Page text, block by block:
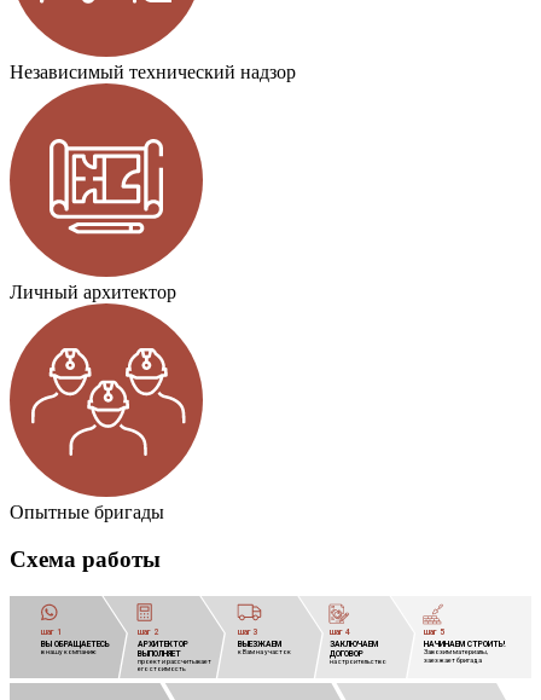
Независимый технический надзор
Личный архитектор
Опытные бригады
Схема работы
ВЫ ОБРАЩАЕТЕСЬ
в нашу компанию
шаг 1
ВЫЕЗЖАЕМ
к Вам на участок
шаг 3
НАЧИНАЕМ СТРОИТЬ!
Завозим материалы,
заезжает бригада
шаг 5
АРХИТЕКТОР
ВЫПОЛНЯЕТ
проект и рассчитывает
его стоимость
шаг 2
ЗАКЛЮЧАЕМ
ДОГОВОР
на строительство
шаг 4